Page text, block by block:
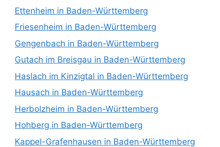
Ettenheim in Baden-Württemberg
Friesenheim in Baden-Württemberg
Gengenbach in Baden-Württemberg
Gutach im Breisgau in Baden-Württemberg
Haslach im Kinzigtal in Baden-Württemberg
Hausach in Baden-Württemberg
Herbolzheim in Baden-Württemberg
Hohberg in Baden-Württemberg
Kappel-Grafenhausen in Baden-Württemberg